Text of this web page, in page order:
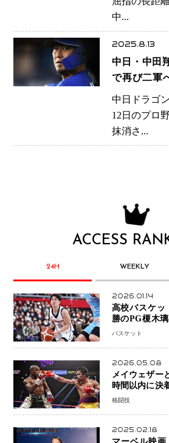
中...
2025.8.13
中日・中田
で再び二軍
鎖
中日ドラゴ
12日のプロ
抹消さ...
ACCESS
24H WEEKLY
2026.01.14
高校バスケッ
勝のPG榎木
プロの現場へ―
バスケット
2026.05.08
メイウェザー
時間以内に決
ョンか混迷続く
格闘技
2025.02.18